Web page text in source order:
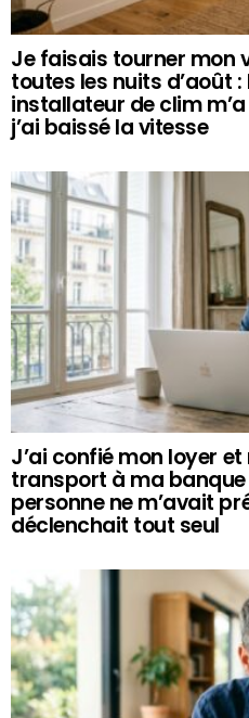
Je faisais tourner mon
toutes les nuits d’août :
installateur de clim
j’ai baissé la vitesse
J’ai confié mon loyer
transport à ma banque
personne ne m’avait
déclenchait tout seul